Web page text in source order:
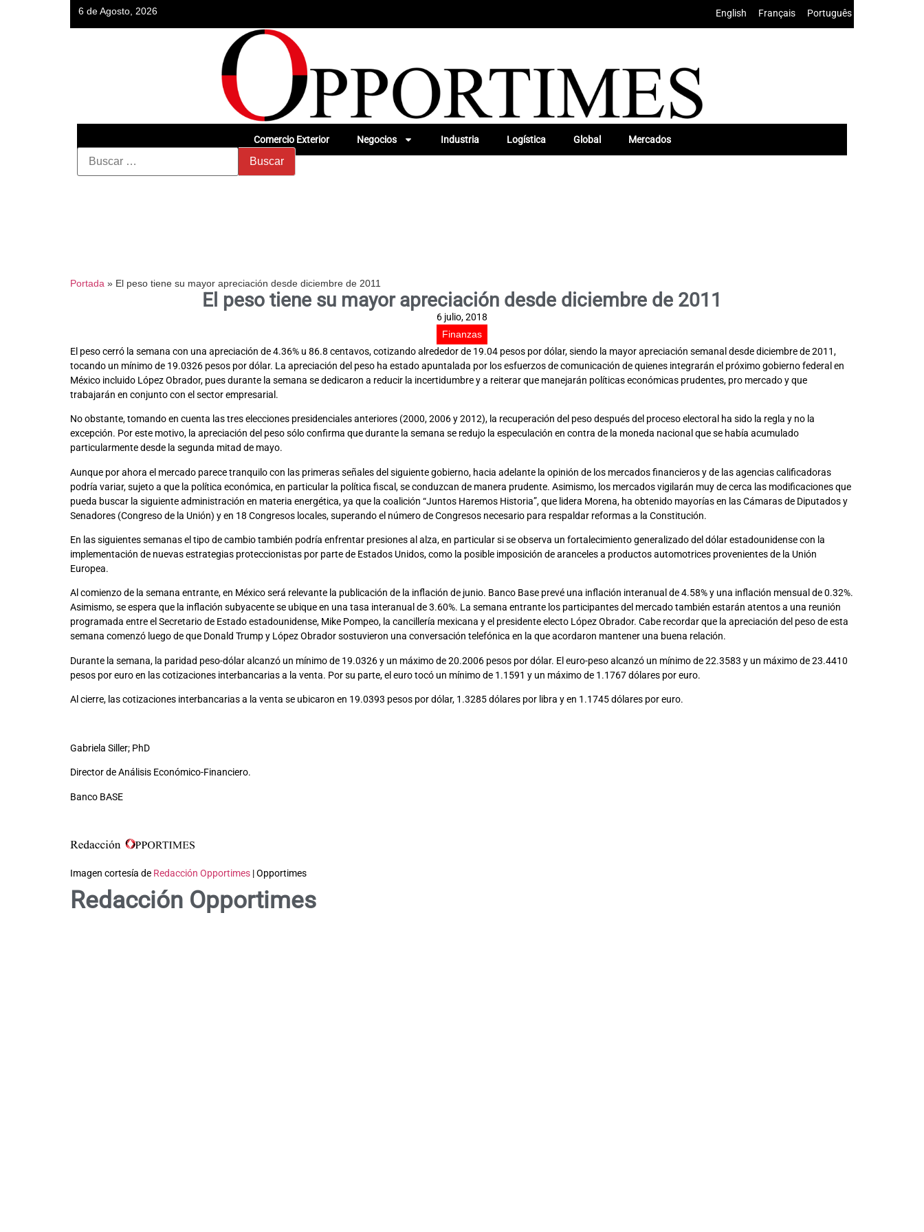
6 de Agosto, 2026 English Français Português
Comercio Exterior Negocios Industria Logística Global Mercados
Portada » El peso tiene su mayor apreciación desde diciembre de 2011
El peso tiene su mayor apreciación desde diciembre de 2011
6 julio, 2018
Finanzas
El peso cerró la semana con una apreciación de 4.36% u 86.8 centavos, cotizando alrededor de 19.04 pesos por dólar, siendo la mayor apreciación semanal desde diciembre de 2011,
tocando un mínimo de 19.0326 pesos por dólar. La apreciación del peso ha estado apuntalada por los esfuerzos de comunicación de quienes integrarán el próximo gobierno federal en
México incluido López Obrador, pues durante la semana se dedicaron a reducir la incertidumbre y a reiterar que manejarán políticas económicas prudentes, pro mercado y que
trabajarán en conjunto con el sector empresarial.
No obstante, tomando en cuenta las tres elecciones presidenciales anteriores (2000, 2006 y 2012), la recuperación del peso después del proceso electoral ha sido la regla y no la
excepción. Por este motivo, la apreciación del peso sólo confirma que durante la semana se redujo la especulación en contra de la moneda nacional que se había acumulado
particularmente desde la segunda mitad de mayo.
Aunque por ahora el mercado parece tranquilo con las primeras señales del siguiente gobierno, hacia adelante la opinión de los mercados financieros y de las agencias calificadoras
podría variar, sujeto a que la política económica, en particular la política fiscal, se conduzcan de manera prudente. Asimismo, los mercados vigilarán muy de cerca las modificaciones que
pueda buscar la siguiente administración en materia energética, ya que la coalición “Juntos Haremos Historia”, que lidera Morena, ha obtenido mayorías en las Cámaras de Diputados y
Senadores (Congreso de la Unión) y en 18 Congresos locales, superando el número de Congresos necesario para respaldar reformas a la Constitución.
En las siguientes semanas el tipo de cambio también podría enfrentar presiones al alza, en particular si se observa un fortalecimiento generalizado del dólar estadounidense con la
implementación de nuevas estrategias proteccionistas por parte de Estados Unidos, como la posible imposición de aranceles a productos automotrices provenientes de la Unión
Europea.
Al comienzo de la semana entrante, en México será relevante la publicación de la inflación de junio. Banco Base prevé una inflación interanual de 4.58% y una inflación mensual de 0.32%.
Asimismo, se espera que la inflación subyacente se ubique en una tasa interanual de 3.60%. La semana entrante los participantes del mercado también estarán atentos a una reunión
programada entre el Secretario de Estado estadounidense, Mike Pompeo, la cancillería mexicana y el presidente electo López Obrador. Cabe recordar que la apreciación del peso de esta
semana comenzó luego de que Donald Trump y López Obrador sostuvieron una conversación telefónica en la que acordaron mantener una buena relación.
Durante la semana, la paridad peso-dólar alcanzó un mínimo de 19.0326 y un máximo de 20.2006 pesos por dólar. El euro-peso alcanzó un mínimo de 22.3583 y un máximo de 23.4410
pesos por euro en las cotizaciones interbancarias a la venta. Por su parte, el euro tocó un mínimo de 1.1591 y un máximo de 1.1767 dólares por euro.
Al cierre, las cotizaciones interbancarias a la venta se ubicaron en 19.0393 pesos por dólar, 1.3285 dólares por libra y en 1.1745 dólares por euro.
Gabriela Siller; PhD
Director de Análisis Económico-Financiero.
Banco BASE
Imagen cortesía de Redacción Opportimes | Opportimes
Redacción Opportimes